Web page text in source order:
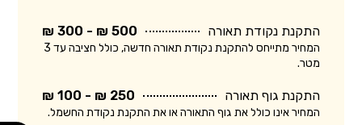
התקנת נקודת תאורה 500 ₪ - 300 ₪
המחיר מתייחס להתקנת נקודת תאורה חדשה, כולל חציבה עד 3
מטר.
התקנת גוף תאורה 250 ₪ - 100 ₪
המחיר אינו כולל את גוף התאורה או את התקנת נקודת החשמל.